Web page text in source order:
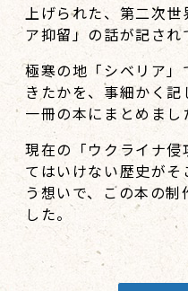
上げられた、第二次
ア抑留」の話が記され
極寒の地「シベリア
きたかを、事細かく
一冊の本にまとめまし
現在の「ウクライナ
てはいけない歴史が
う想いで、この本の
した。